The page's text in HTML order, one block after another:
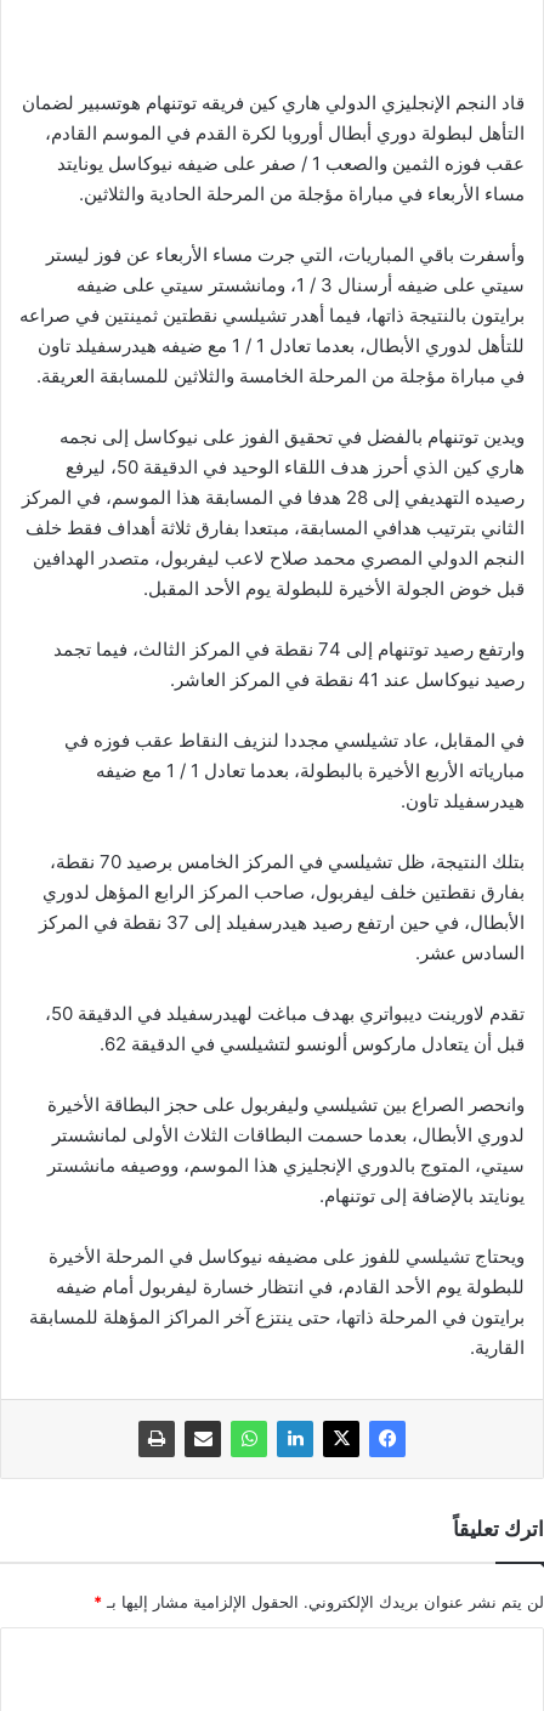
قاد النجم الإنجليزي الدولي هاري كين فريقه توتنهام هوتسبير لضمان
التأهل لبطولة دوري أبطال أوروبا لكرة القدم في الموسم القادم،
عقب فوزه الثمين والصعب 1 / صفر على ضيفه نيوكاسل يونايتد
مساء الأربعاء في مباراة مؤجلة من المرحلة الحادية والثلاثين.
وأسفرت باقي المباريات، التي جرت مساء الأربعاء عن فوز ليستر
سيتي على ضيفه أرسنال 3 / 1، ومانشستر سيتي على ضيفه
برايتون بالنتيجة ذاتها، فيما أهدر تشيلسي نقطتين ثمينتين في صراعه
للتأهل لدوري الأبطال، بعدما تعادل 1 / 1 مع ضيفه هيدرسفيلد تاون
في مباراة مؤجلة من المرحلة الخامسة والثلاثين للمسابقة العريقة.
ويدين توتنهام بالفضل في تحقيق الفوز على نيوكاسل إلى نجمه
هاري كين الذي أحرز هدف اللقاء الوحيد في الدقيقة 50، ليرفع
رصيده التهديفي إلى 28 هدفا في المسابقة هذا الموسم، في المركز
الثاني بترتيب هدافي المسابقة، مبتعدا بفارق ثلاثة أهداف فقط خلف
النجم الدولي المصري محمد صلاح لاعب ليفربول، متصدر الهدافين
قبل خوض الجولة الأخيرة للبطولة يوم الأحد المقبل.
وارتفع رصيد توتنهام إلى 74 نقطة في المركز الثالث، فيما تجمد
رصيد نيوكاسل عند 41 نقطة في المركز العاشر.
في المقابل، عاد تشيلسي مجددا لنزيف النقاط عقب فوزه في
مبارياته الأربع الأخيرة بالبطولة، بعدما تعادل 1 / 1 مع ضيفه
هيدرسفيلد تاون.
بتلك النتيجة، ظل تشيلسي في المركز الخامس برصيد 70 نقطة،
بفارق نقطتين خلف ليفربول، صاحب المركز الرابع المؤهل لدوري
الأبطال، في حين ارتفع رصيد هيدرسفيلد إلى 37 نقطة في المركز
السادس عشر.
تقدم لاورينت ديبواتري بهدف مباغت لهيدرسفيلد في الدقيقة 50،
قبل أن يتعادل ماركوس ألونسو لتشيلسي في الدقيقة 62.
وانحصر الصراع بين تشيلسي وليفربول على حجز البطاقة الأخيرة
لدوري الأبطال، بعدما حسمت البطاقات الثلاث الأولى لمانشستر
سيتي، المتوج بالدوري الإنجليزي هذا الموسم، ووصيفه مانشستر
يونايتد بالإضافة إلى توتنهام.
ويحتاج تشيلسي للفوز على مضيفه نيوكاسل في المرحلة الأخيرة
للبطولة يوم الأحد القادم، في انتظار خسارة ليفربول أمام ضيفه
برايتون في المرحلة ذاتها، حتى ينتزع آخر المراكز المؤهلة للمسابقة
القارية.
اترك تعليقاً
لن يتم نشر عنوان بريدك الإلكتروني. الحقول الإلزامية مشار إليها بـ *